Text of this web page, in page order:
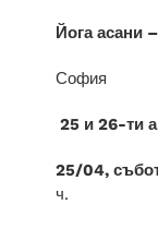
Йога асани
София
25 и 26-ти
25/04,
ч.